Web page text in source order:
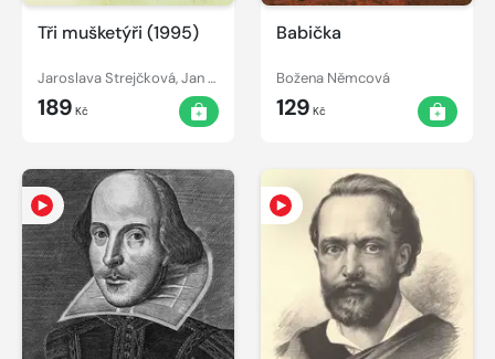
Tři mušketýři (1995)
Jaroslava Strejčková, Jan Strejček, Radoslav Brzobohatý, Jan Šťastný, Alexandre Dumas st., Hana Maciuchová, Viktor Preiss, Ivan Řezáč, Svatopluk Skopal, Pavel Rímský
189 Kč
Babička
Božena Němcová
129 Kč